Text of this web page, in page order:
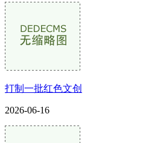
打制一批红色文创
2026-06-16